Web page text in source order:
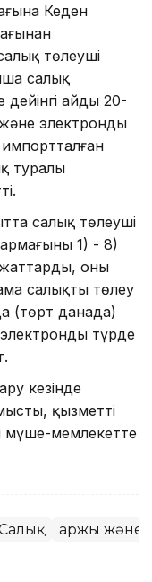
Кеден
төлеуші
салық
айдың 20-
электронды
туралы
салық төлеуші
1) - 8)
оның
салықты төлеу
(төрт данада)
түрде
кезінде
қызметті
мүше-мемлекетте
Қаржы және